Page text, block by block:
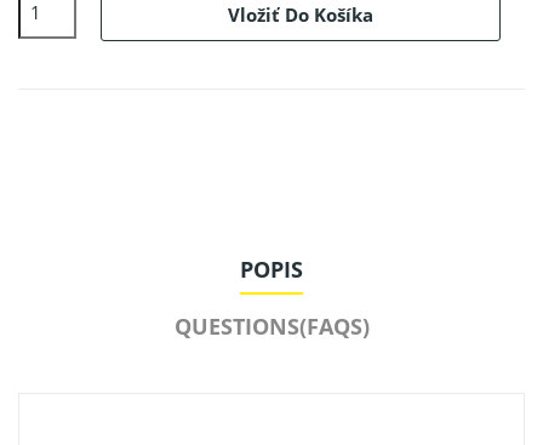
Vložiť Do Košíka
POPIS
QUESTIONS(FAQS)